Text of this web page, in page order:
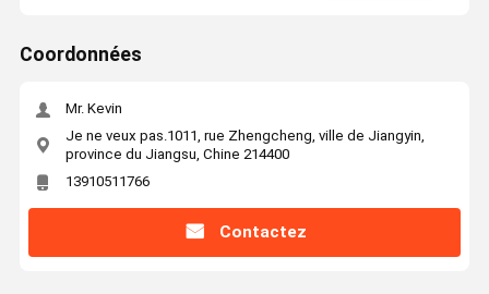
Coordonnées
Mr. Kevin
Je ne veux pas.1011, rue Zhengcheng, ville de Jiangyin,
province du Jiangsu, Chine 214400
13910511766
Contactez